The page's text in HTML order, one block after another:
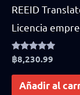
REEID
Licencia
Rated
4.75
out of 5
฿8,230.99
Añadir al